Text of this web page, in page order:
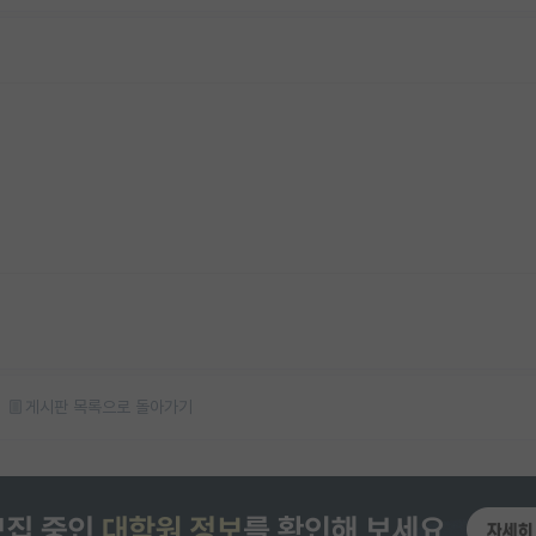
게시판 목록으로 돌아가기